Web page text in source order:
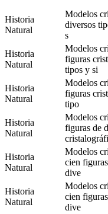
Historia
Natural
Modelos
diversos
s
Historia
Natural
Modelos
figuras
tipos y si
Historia
Natural
Modelos
figuras
tipo
Historia
Natural
Modelos
figuras de
Historia
Natural
Modelos
cien
dive
Historia
Natural
Modelos
cien
dive